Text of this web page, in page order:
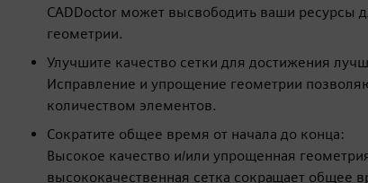
CADDoctor может высвободить ваши ресурсы
геометрии.
Улучшите качество сетки для достижения
Исправление и упрощение геометрии
количеством элементов.
Сократите общее время от начала до конца:
Высокое качество и/или упрощенная
высококачественная сетка сокращает общее